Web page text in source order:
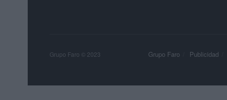
Grupo Faro Publicidad
Grupo Faro © 2023